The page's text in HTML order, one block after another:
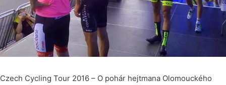
Czech Cycling Tour 2016 – O pohár hejtmana Olomouckého